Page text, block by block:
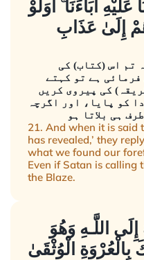
آبَاءَنَا ۚ أَوَلَوْ
إِلَىٰ عَذَابِ
تم اس (کتاب) کی
ہے تو کہتے
کی پیروی کریں
کو پایا، اور اگرچہ
ہی بلاتا ہو
21. And when it is said
has revealed,’ they
what we found our
Even if Satan is calling
the Blaze.
اللَّـهِ وَهُوَ
الْوُثْقَىٰ